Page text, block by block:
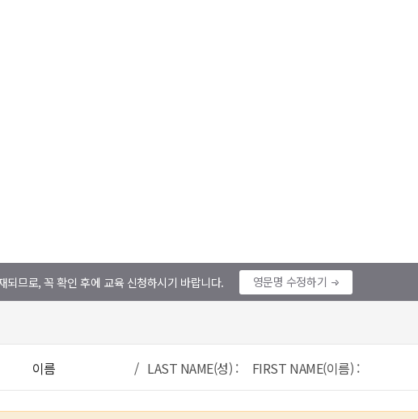
되므로, 꼭 확인 후에 교육 신청하시기 바랍니다. 영문명 수정하기
이름 / LAST NAME(성) : FIRST NAME(이름) :